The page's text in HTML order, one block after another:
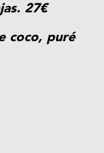
27€
coco, puré